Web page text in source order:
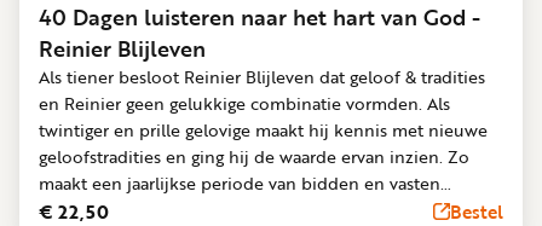
40 Dagen luisteren naar het hart van God -
Reinier Blijleven
Als tiener besloot Reinier Blijleven dat geloof & tradities
en Reinier geen gelukkige combinatie vormden. Als
twintiger en prille gelovige maakt hij kennis met nieuwe
geloofstradities en ging hij de waarde ervan inzien. Zo
maakt een jaarlijkse periode van bidden en vasten
tegenwoordig steevast deel uit van zijn geloofsreis. In dit
€ 22,50 Bestel